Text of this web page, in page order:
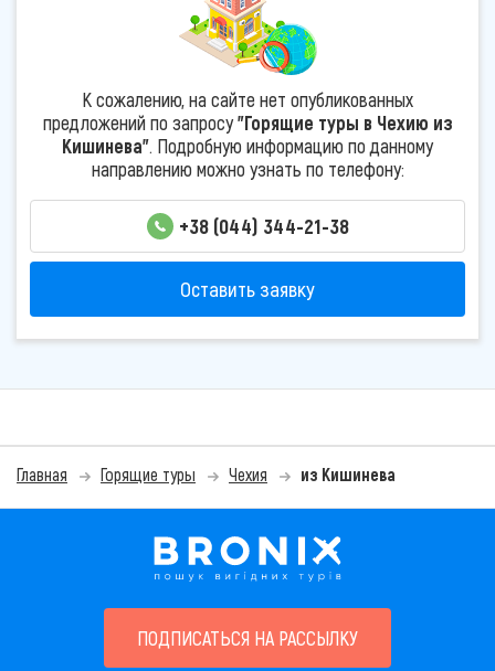
К сожалению, на сайте нет опубликованных
предложений по запросу"Горящие туры в Чехию из
Кишинева". Подробную информацию по данному
направлению можно узнать по телефону:
+38 (044) 344-21-38
Оставить заявку
Главная Горящие туры Чехия из Кишинева
ПОДПИСАТЬСЯ НА РАССЫЛКУ